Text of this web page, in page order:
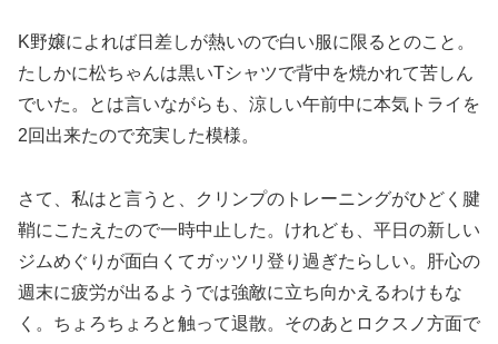
K野嬢によれば日差しが熱いので白い服に限るとのこと。
たしかに松ちゃんは黒いTシャツで背中を焼かれて苦しん
でいた。とは言いながらも、涼しい午前中に本気トライを
2回出来たので充実した模様。
さて、私はと言うと、クリンプのトレーニングがひどく腱
鞘にこたえたので一時中止した。けれども、平日の新しい
ジムめぐりが面白くてガッツリ登り過ぎたらしい。肝心の
週末に疲労が出るようでは強敵に立ち向かえるわけもな
く。ちょろちょろと触って退散。そのあとロクスノ方面で